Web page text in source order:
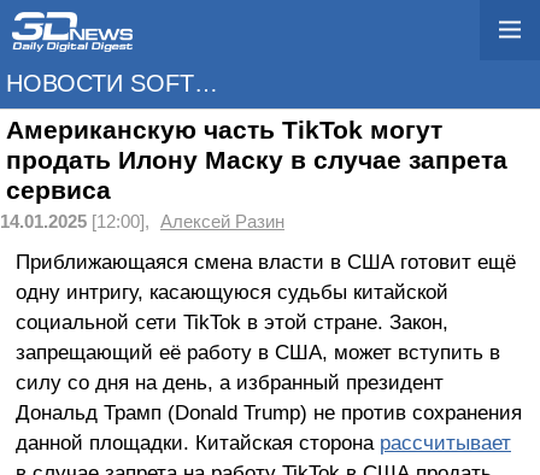
НОВОСТИ SOFTWARE
Американскую часть TikTok могут
продать Илону Маску в случае запрета
сервиса
14.01.2025 [12:00], Алексей Разин
Приближающаяся смена власти в США готовит ещё
одну интригу, касающуюся судьбы китайской
социальной сети TikTok в этой стране. Закон,
запрещающий её работу в США, может вступить в
силу со дня на день, а избранный президент
Дональд Трамп (Donald Trump) не против сохранения
данной площадки. Китайская сторона рассчитывает